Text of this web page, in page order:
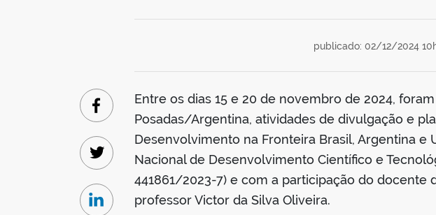
publicado: 02/12/2024
Entre os dias 15 e 20 de novembro de 2024,
Posadas/Argentina, atividades de divulgação e
Desenvolvimento na Fronteira Brasil, Argentina e
Nacional de Desenvolvimento Científico e
441861/2023-7) e com a participação do docente
professor Victor da Silva Oliveira.
Facebook
Twitter
Linkedin